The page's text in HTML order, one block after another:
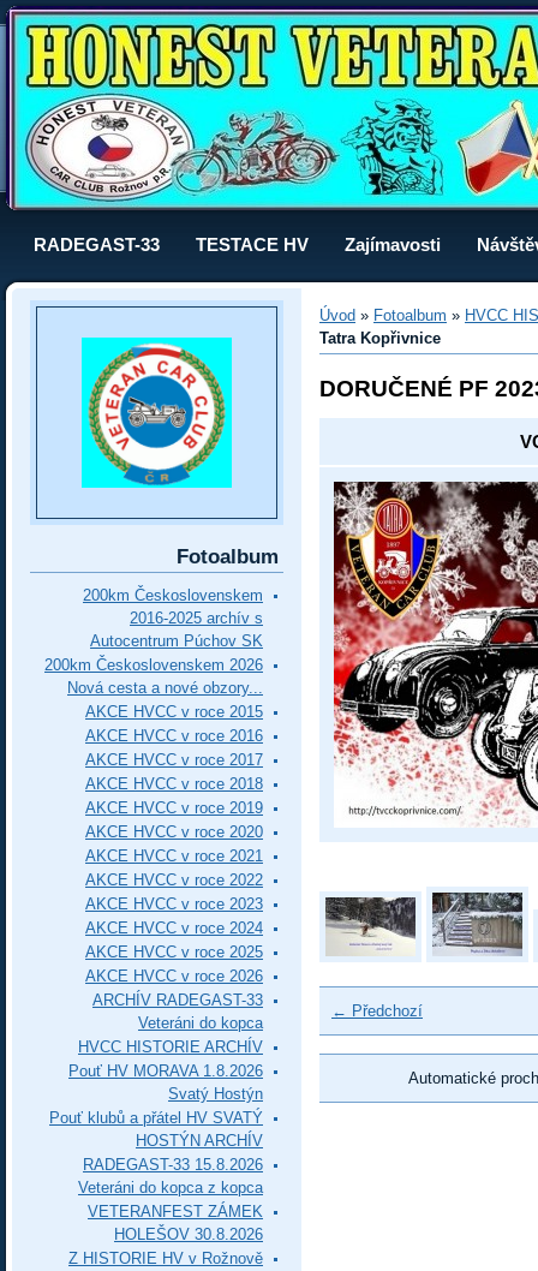
RADEGAST-33 TESTACE HV Zajímavosti
Úvod » Fotoalbum » HVCC
Tatra Kopřivnice
DORUČENÉ PF
← Předchozí
Automatické
Fotoalbum
200km Československem
2016-2025 archív s
Autocentrum Púchov SK
200km Československem 2026
Nová cesta a nové obzory...
AKCE HVCC v roce 2015
AKCE HVCC v roce 2016
AKCE HVCC v roce 2017
AKCE HVCC v roce 2018
AKCE HVCC v roce 2019
AKCE HVCC v roce 2020
AKCE HVCC v roce 2021
AKCE HVCC v roce 2022
AKCE HVCC v roce 2023
AKCE HVCC v roce 2024
AKCE HVCC v roce 2025
AKCE HVCC v roce 2026
ARCHÍV RADEGAST-33
Veteráni do kopca
HVCC HISTORIE ARCHÍV
Pouť HV MORAVA 1.8.2026
Svatý Hostýn
Pouť klubů a přátel HV SVATÝ
HOSTÝN ARCHÍV
RADEGAST-33 15.8.2026
Veteráni do kopca z kopca
VETERANFEST ZÁMEK
HOLEŠOV 30.8.2026
Z HISTORIE HV v Rožnově